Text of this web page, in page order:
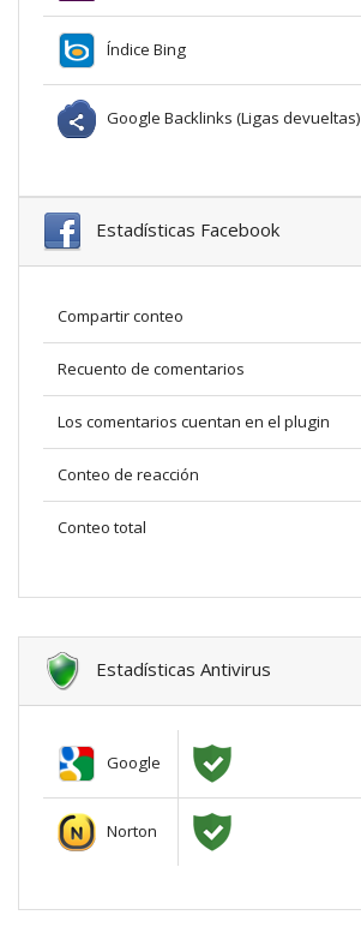
Índice Bing
Google Backlinks (Ligas devueltas)
Estadísticas Facebook
Compartir conteo
Recuento de comentarios
Los comentarios cuentan en el plugin
Conteo de reacción
Conteo total
Estadísticas Antivirus
Google
Norton